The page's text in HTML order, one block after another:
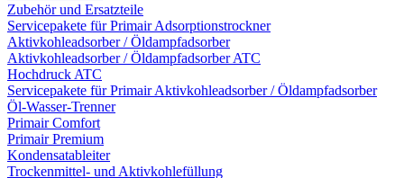
Zubehör und Ersatzteile
Servicepakete für Primair Adsorptionstrockner
Aktivkohleadsorber / Öldampfadsorber
Aktivkohleadsorber / Öldampfadsorber ATC
Hochdruck ATC
Servicepakete für Primair Aktivkohleadsorber / Öldampfadsorber
Öl-Wasser-Trenner
Primair Comfort
Primair Premium
Kondensatableiter
Trockenmittel- und Aktivkohlefüllung